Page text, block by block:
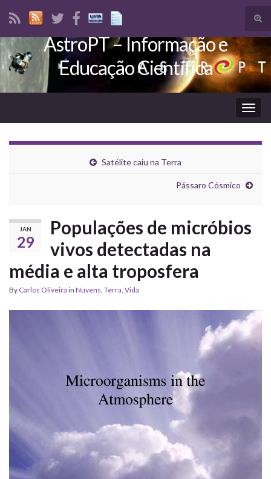
Search for:
AstroPT – Informação e
Educação Científica
Satélite caiu na Terra
Pássaro Cósmico
JAN
29
Populações de micróbios
vivos detectadas na
média e alta troposfera
By Carlos Oliveira in Nuvens, Terra, Vida